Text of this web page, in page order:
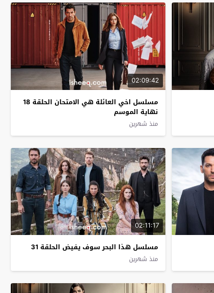
02:09:42
مسلسل اخي العائلة هي الامتحان الحلقة 18
نهاية الموسم
منذ شهرين
02:11:17
مسلسل هذا البحر سوف يفيض الحلقة 31
منذ شهرين